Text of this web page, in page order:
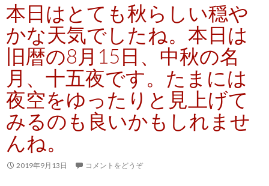
本日はとても秋らしい穏や
かな天気でしたね。本日は
旧暦の8月15日、中秋の名
月、十五夜です。たまには
夜空をゆったりと見上げて
みるのも良いかもしれませ
んね。
2019年9月13日 コメントをどうぞ